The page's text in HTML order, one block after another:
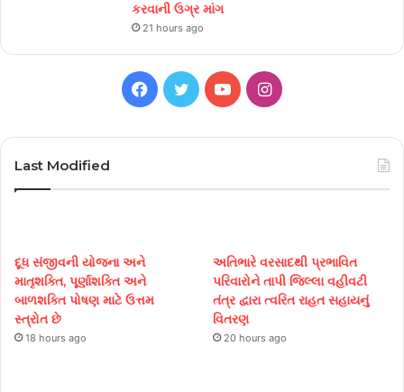
કરવાની ઉગ્ર માંગ
21 hours ago
Facebook
TwitterYouTubeInstagram
Last Modified
દૂધ સંજીવની યોજના અને
માતૃશક્તિ, પૂર્ણાશક્તિ અને
બાળશક્તિ પોષણ માટે ઉત્તમ
સ્ત્રોત છે
18 hours ago
અતિભારે વરસાદથી પ્રભાવિત
પરિવારોને તાપી જિલ્લા વહીવટી
તંત્ર દ્વારા ત્વરિત રાહત સહાયનું
વિતરણ
20 hours ago